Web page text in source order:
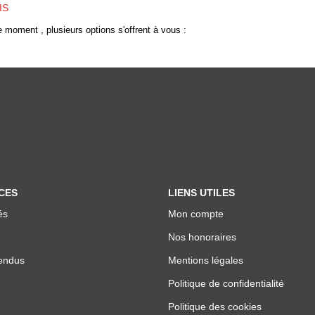
moment , plusieurs options s'offrent à vous :
LIENS UTILES
Mon compte
Nos honoraires
Mentions légales
Politique de confidentialité
Politique des cookies